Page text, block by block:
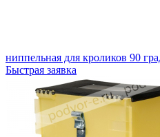
ниппельная для кроликов 90
Быстрая заявка